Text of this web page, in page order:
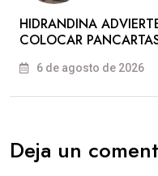
HIDRANDINA
COLOCAR
6 de agosto de 2026
Deja un